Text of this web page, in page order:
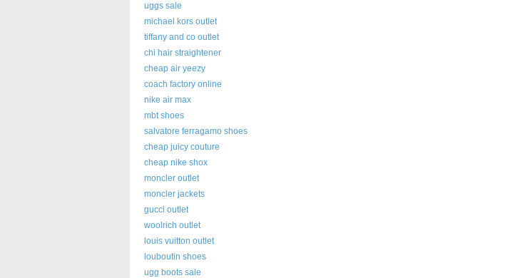
uggs sale
michael kors outlet
tiffany and co outlet
chi hair straightener
cheap air yeezy
coach factory online
nike air max
mbt shoes
salvatore ferragamo shoes
cheap juicy couture
cheap nike shox
moncler outlet
moncler jackets
gucci outlet
woolrich outlet
louis vuitton outlet
louboutin shoes
ugg boots sale